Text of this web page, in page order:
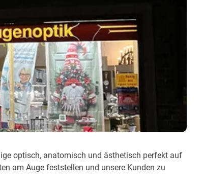
optisch, anatomisch und ästhetisch perfekt auf
am Auge feststellen und unsere Kunden zu